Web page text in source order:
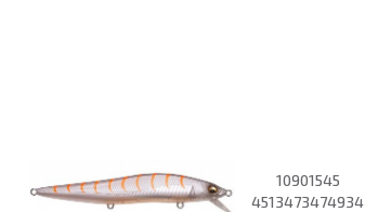
10901545
4513473474934